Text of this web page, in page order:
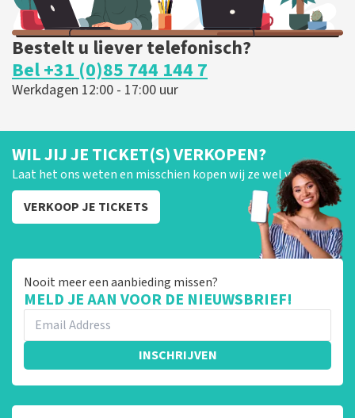
Bestelt u liever telefonisch?
Bel +31 (0)85 744 144 7
Werkdagen 12:00 - 17:00 uur
WIL JIJ JE TICKET(S) VERKOPEN?
Laat het ons weten en misschien kopen wij ze wel van je!
VERKOOP JE TICKETS
Nooit meer een aanbieding missen?
MELD JE AAN VOOR DE NIEUWSBRIEF!
INSCHRIJVEN